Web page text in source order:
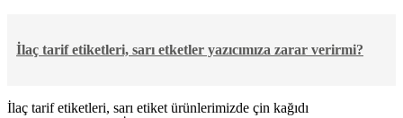
İlaç tarif etiketleri, sarı etketler yazıcımıza zarar verirmi?
İlaç tarif etiketleri, sarı etiket ürünlerimizde çin kağıdı